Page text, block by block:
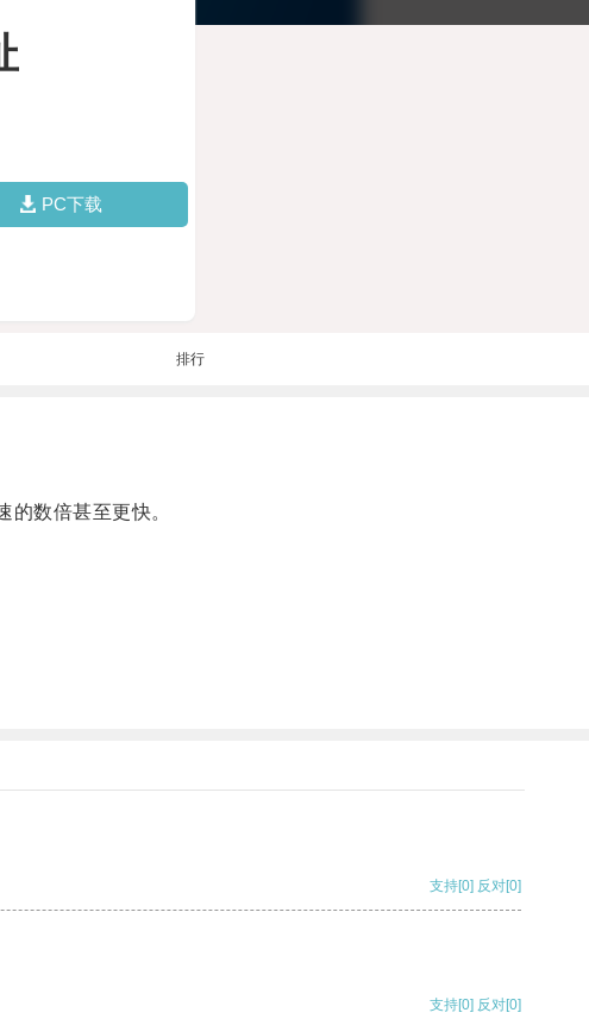
PC下载
排行
数倍甚至更快。
支持[0] 反对[0]
支持[0] 反对[0]